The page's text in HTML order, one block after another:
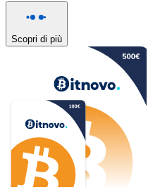
Scopri di più